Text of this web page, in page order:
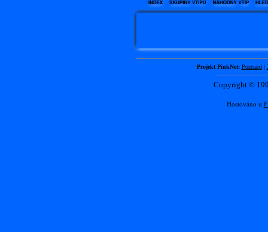
Projekt PinkNet: Postcard|
Copyright ©
Hostováno u